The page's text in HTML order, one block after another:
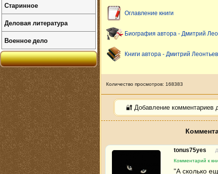
Оглавление книги
Биография автора - Дмитрий
Книги автора - Дмитрий Леонтьев
Количество просмотров: 168383
🔐 Добавление комментариев
tonus75yes
Комментарий к
"А сколько
Старинное
Деловая литература
Военное дело